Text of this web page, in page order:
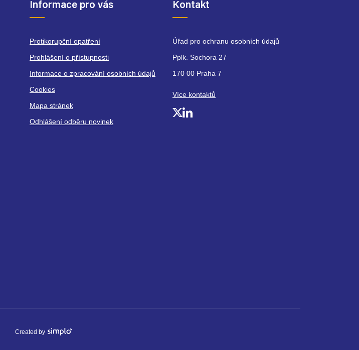
Informace pro vás
Protikorupční opatření
Prohlášení o přístupnosti
Informace o zpracování osobních údajů
Cookies
Mapa stránek
Odhlášení odběru novinek
Kontakt
Úřad pro ochranu osobních údajů
Pplk. Sochora 27
170 00 Praha 7
Více kontaktů
Created by